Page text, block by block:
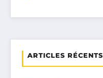
ARTICLES RÉCENTS